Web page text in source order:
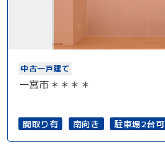
中古一戸建て
一宮市＊＊＊＊
間取り有 南向き
駐車場2台可